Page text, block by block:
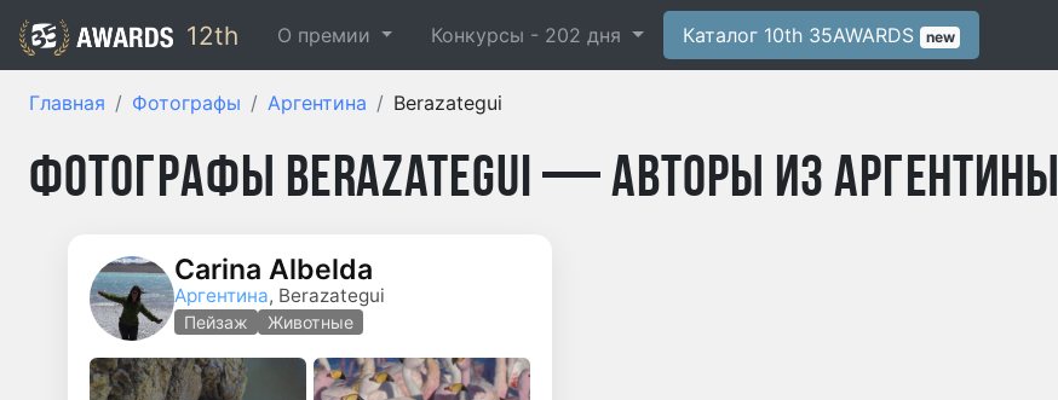
12th О премии Конкурсы - 202 дня Каталог 10th 35AWARDS new
Главная Фотографы Аргентина Berazategui
Фотографы Berazategui — авторы из Аргентины
Carina Albelda
Аргентина, Berazategui
Пейзаж Животные